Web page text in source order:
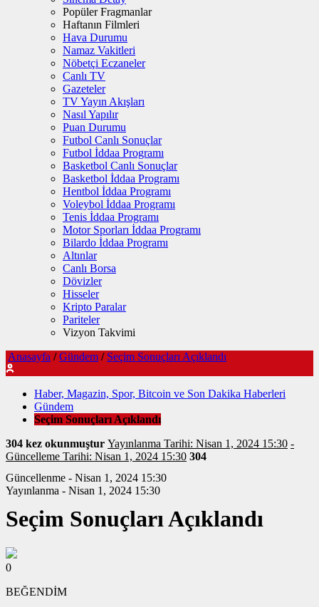
Popüler Fragmanlar
Haftanın Filmleri
Hava Durumu
Namaz Vakitleri
Nöbetçi Eczaneler
Canlı TV
Gazeteler
TV Yayın Akışları
Nasıl Yapılır
Puan Durumu
Futbol Canlı Sonuçlar
Futbol İddaa Programı
Basketbol Canlı Sonuçlar
Basketbol İddaa Programı
Hentbol İddaa Programı
Voleybol İddaa Programı
Tenis İddaa Programı
Motor Sporları İddaa Programı
Bilardo İddaa Programı
Altınlar
Canlı Borsa
Dövizler
Hisseler
Kripto Paralar
Pariteler
Vizyon Takvimi
Anasayfa / Gündem / Seçim Sonuçları Açıklandı
Haber, Magazin, Spor, Bitcoin ve Son Dakika Haberleri
Gündem
Seçim Sonuçları Açıklandı
304 kez okunmuştur Yayınlanma Tarihi: Nisan 1, 2024 15:30 -
Güncelleme Tarihi: Nisan 1, 2024 15:30 304
Güncellenme - Nisan 1, 2024 15:30
Yayınlanma - Nisan 1, 2024 15:30
Seçim Sonuçları Açıklandı
0
BEĞENDİM